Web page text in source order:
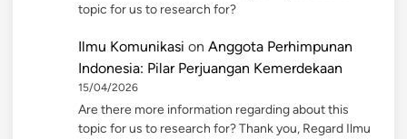
topic for us to research for?
Ilmu Komunikasi on Anggota Perhimpunan
Indonesia: Pilar Perjuangan Kemerdekaan
15/04/2026
Are there more information regarding about this
topic for us to research for? Thank you, Regard Ilmu